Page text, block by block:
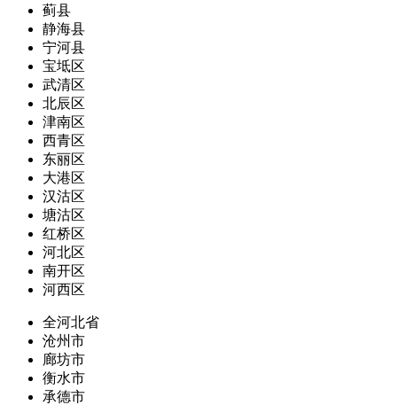
蓟县
静海县
宁河县
宝坻区
武清区
北辰区
津南区
西青区
东丽区
大港区
汉沽区
塘沽区
红桥区
河北区
南开区
河西区
全河北省
沧州市
廊坊市
衡水市
承德市